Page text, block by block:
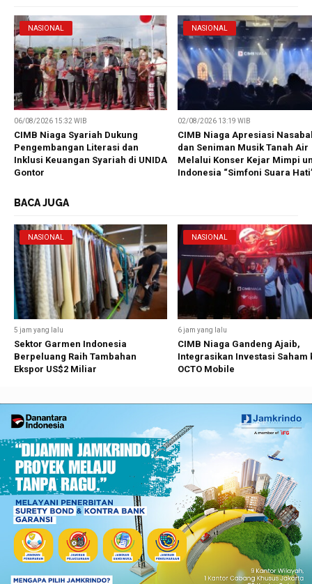
NASIONAL
06/08/2026 15:32 WIB
CIMB Niaga Syariah Dukung
Pengembangan Literasi dan
Inklusi Keuangan Syariah di UNIDA
Gontor
NASIONAL
02/08/2026 13:19 WIB
CIMB Niaga Apresiasi
dan Seniman Musik Tanah Air
Melalui Konser Kejar Mimpi
Indonesia “Simfoni Suara
BACA JUGA
NASIONAL
5 jam yang lalu
Sektor Garmen Indonesia
Berpeluang Raih Tambahan
Ekspor US$2 Miliar
NASIONAL
6 jam yang lalu
CIMB Niaga Gandeng Ajaib,
Integrasikan Investasi Saham
OCTO Mobile